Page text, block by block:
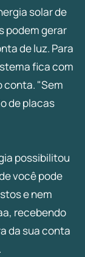
solar de
podem gerar
de luz. Para
fica com
conta. "Sem
de placas
possibilitou
você pode
e nem
recebendo
da sua conta